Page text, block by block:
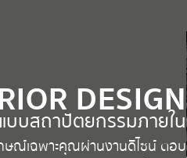
DESIGN
บสถาปัตยกรรมภายใน
ณ์เฉพาะคุณผ่านงานดีไซน์ ตอบ